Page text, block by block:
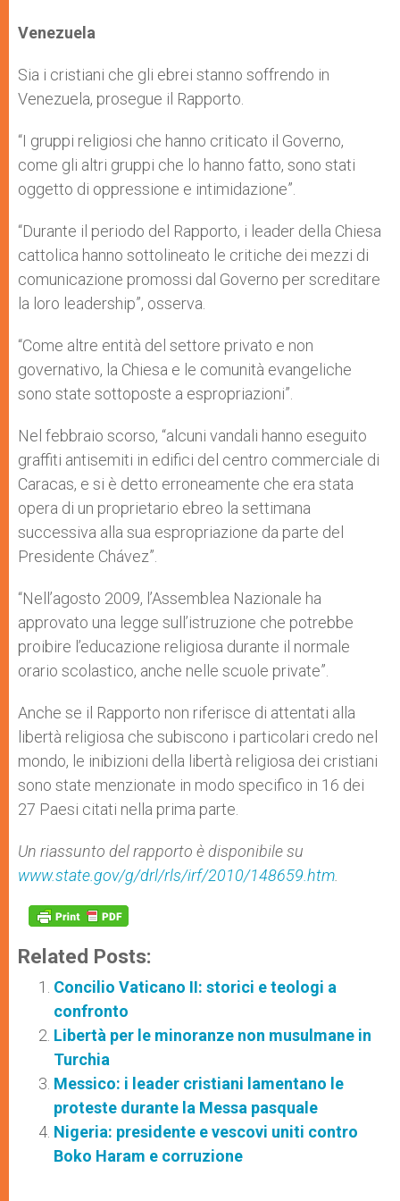
Venezuela
Sia i cristiani che gli ebrei stanno soffrendo in
Venezuela, prosegue il Rapporto.
“I gruppi religiosi che hanno criticato il Governo,
come gli altri gruppi che lo hanno fatto, sono stati
oggetto di oppressione e intimidazione”.
“Durante il periodo del Rapporto, i leader della Chiesa
cattolica hanno sottolineato le critiche dei mezzi di
comunicazione promossi dal Governo per screditare
la loro leadership”, osserva.
“Come altre entità del settore privato e non
governativo, la Chiesa e le comunità evangeliche
sono state sottoposte a espropriazioni”.
Nel febbraio scorso, “alcuni vandali hanno eseguito
graffiti antisemiti in edifici del centro commerciale di
Caracas, e si è detto erroneamente che era stata
opera di un proprietario ebreo la settimana
successiva alla sua espropriazione da parte del
Presidente Chávez”.
“Nell’agosto 2009, l’Assemblea Nazionale ha
approvato una legge sull’istruzione che potrebbe
proibire l’educazione religiosa durante il normale
orario scolastico, anche nelle scuole private”.
Anche se il Rapporto non riferisce di attentati alla
libertà religiosa che subiscono i particolari credo nel
mondo, le inibizioni della libertà religiosa dei cristiani
sono state menzionate in modo specifico in 16 dei
27 Paesi citati nella prima parte.
Un riassunto del rapporto è disponibile su
www.state.gov/g/drl/rls/irf/2010/148659.htm
Related Posts:
Concilio Vaticano II: storici e teologi a
confronto
Libertà per le minoranze non musulmane in
Turchia
Messico: i leader cristiani lamentano le
proteste durante la Messa pasquale
Nigeria: presidente e vescovi uniti contro
Boko Haram e corruzione